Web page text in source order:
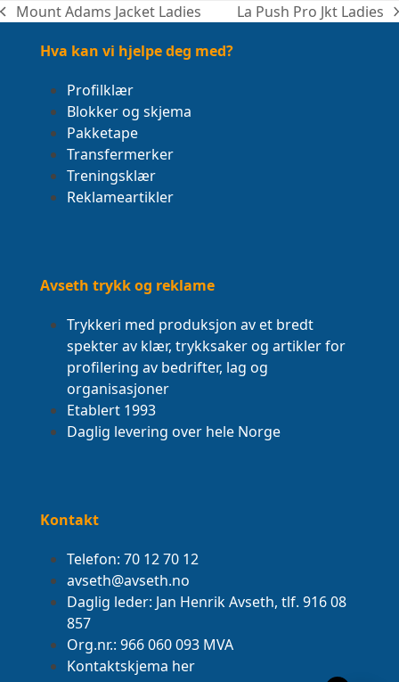
previous
Mount Adams Jacket Ladies
next
La Push Pro Jkt Ladies
Hva kan vi hjelpe deg med?
Profilklær
Blokker og skjema
Pakketape
Transfermerker
Treningsklær
Reklameartikler
Avseth trykk og reklame
Trykkeri med produksjon av et bredt
spekter av klær, trykksaker og artikler for
profilering av bedrifter, lag og
organisasjoner
Etablert 1993
Daglig levering over hele Norge
Kontakt
Telefon: 70 12 70 12
avseth@avseth.no
Daglig leder: Jan Henrik Avseth, tlf. 916 08
857
Org.nr.: 966 060 093 MVA
Kontaktskjema her